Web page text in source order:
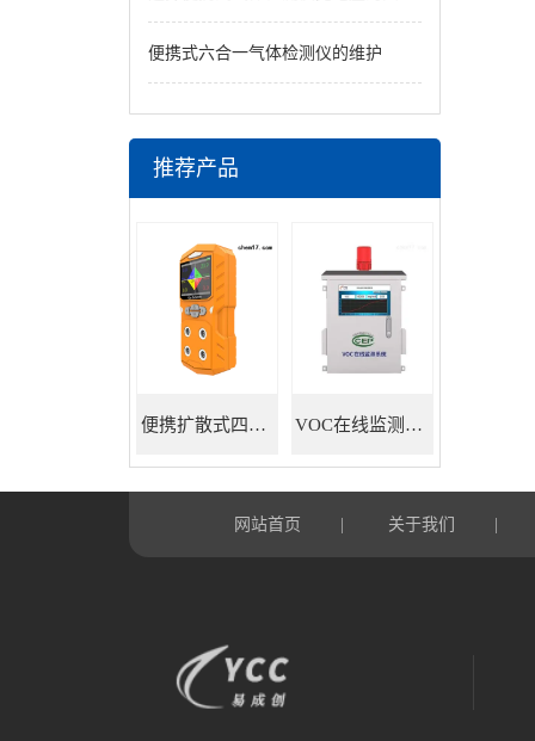
便携式六合一气体检测仪的维护
推荐产品
便携扩散式四合一气体检测仪 VOC在线监测系统
网站首页 关于我们